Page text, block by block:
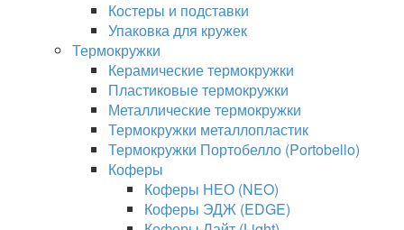
Костеры и подставки
Упаковка для кружек
Термокружки
Керамические термокружки
Пластиковые термокружки
Металлические термокружки
Термокружки металлопластик
Термокружки Портобелло (Portobello)
Коферы
Коферы НЕО (NEO)
Коферы ЭДЖ (EDGE)